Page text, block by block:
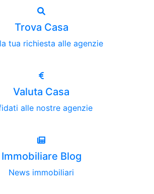
Trova Casa
tua richiesta alle agenzie
Valuta Casa
alle nostre agenzie
Immobiliare Blog
News immobiliari